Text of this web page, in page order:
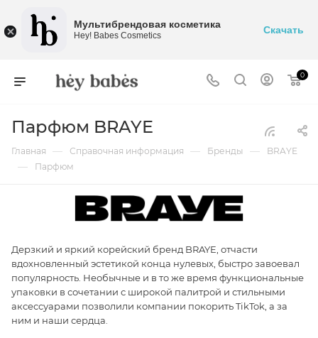
0
Парфюм BRAYE
Главная — Справочная информация — Бренды — BRAYE
— Парфюм
Дерзкий и яркий корейский бренд BRAYE, отчасти
вдохновленный эстетикой конца нулевых, быстро завоевал
популярность. Необычные и в то же время функциональные
упаковки в сочетании с широкой палитрой и стильными
аксессуарами позволили компании покорить TikTok, а за
ним и наши сердца.
Мультибрендовая косметика
Hey! Babes Cosmetics Скачать